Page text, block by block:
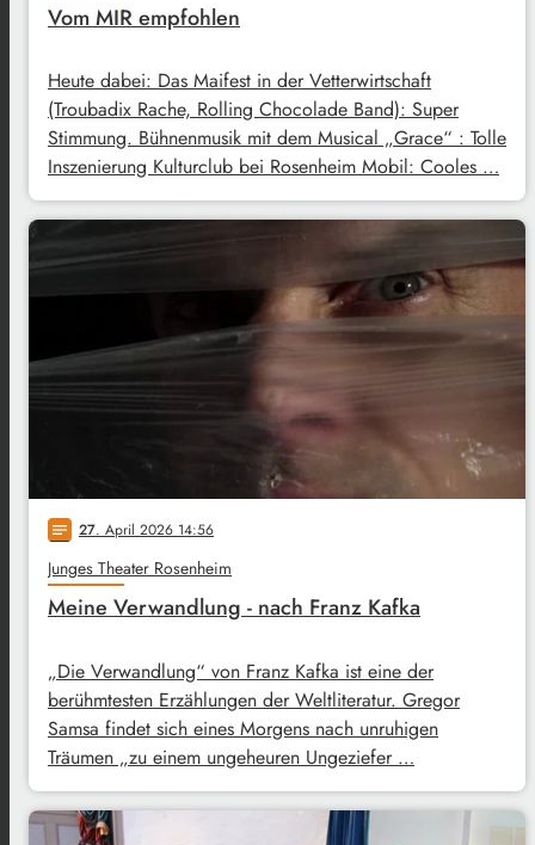
Vom MIR empfohlen
Heute dabei: Das Maifest in der Vetterwirtschaft
(Troubadix Rache, Rolling Chocolade Band): Super
Stimmung. Bühnenmusik mit dem Musical „Grace“ : Tolle
Inszenierung Kulturclub bei Rosenheim Mobil: Cooles …
notes 27. April 2026 14:56
Junges Theater Rosenheim
Meine Verwandlung - nach Franz Kafka
„Die Verwandlung“ von Franz Kafka ist eine der
berühmtesten Erzählungen der Weltliteratur. Gregor
Samsa findet sich eines Morgens nach unruhigen
Träumen „zu einem ungeheuren Ungeziefer …